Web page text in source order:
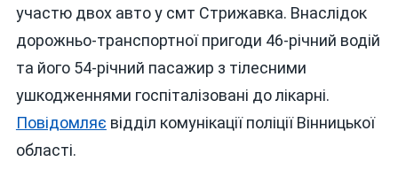
ДВОЄ
участю двох авто у смт Стрижавка. Внаслідок
дорожньо-транспортної пригоди 46-річний водій
та його 54-річний пасажир з тілесними
ушкодженнями госпіталізовані до лікарні.
Повідомляє відділ комунікації поліції Вінницької
області.